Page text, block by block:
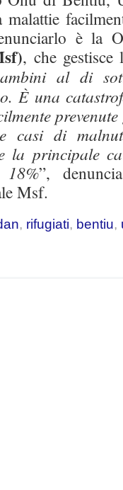
malattie
è la
, che gestisce
al di
È una
casi di
la principale
18%”,
Msf.
, rifugiati, bentiu,